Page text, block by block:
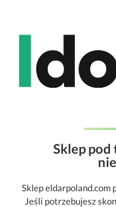
Sklep
Sklep eldarpoland.com
Jeśli potrzebujesz